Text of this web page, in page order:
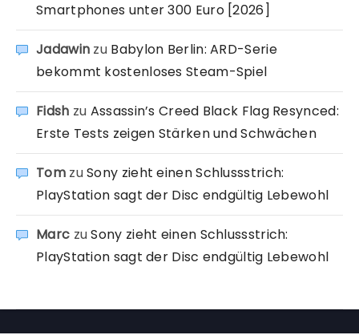
Smartphones unter 300 Euro [2026]
Jadawin zu Babylon Berlin: ARD-Serie
bekommt kostenloses Steam-Spiel
Fidsh zu Assassin’s Creed Black Flag Resynced:
Erste Tests zeigen Stärken und Schwächen
TomzuSony zieht einen Schlussstrich:
PlayStation sagt der Disc endgültig Lebewohl
Marc zuSony zieht einen Schlussstrich:
PlayStation sagt der Disc endgültig Lebewohl